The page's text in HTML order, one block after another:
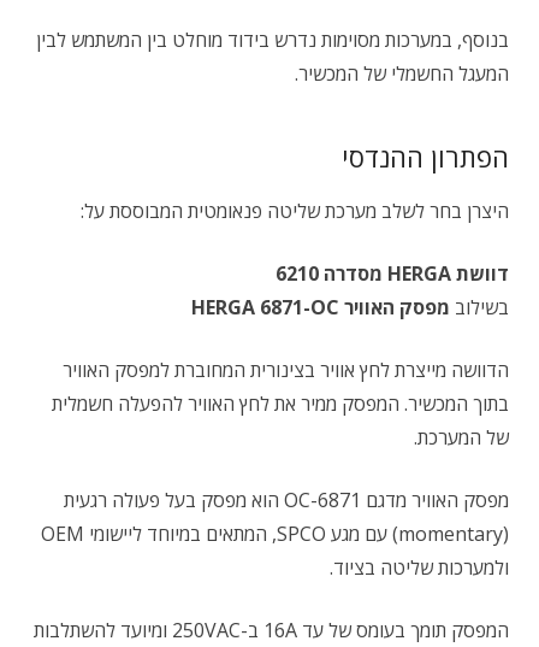
בנוסף, במערכות מסוימות נדרש בידוד מוחלט בין המשתמש לבין
המעגל החשמלי של המכשיר.
הפתרון ההנדסי
היצרן בחר לשלב מערכת שליטה פנאומטית המבוססת על:
דוושת HERGA מסדרה 6210
בשילוב מפסק האוויר HERGA 6871-OC
הדוושה מייצרת לחץ אוויר בצינורית המחוברת למפסק האוויר
בתוך המכשיר. המפסק ממיר את לחץ האוויר להפעלה חשמלית
של המערכת.
מפסק האוויר מדגם 6871-OC הוא מפסק בעל פעולה רגעית
(momentary) עם מגע SPCO, המתאים במיוחד ליישומי OEM
ולמערכות שליטה בציוד.
המפסק תומך בעומס של עד 16A ב-250VAC ומיועד להשתלבות